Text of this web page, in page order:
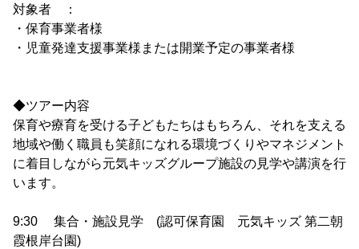
対象者 ：
・保育事業者様
・児童発達支援事業様または開業予定の事業者様
◆ツアー内容
保育や療育を受ける子どもたちはもちろん、それを支える
地域や働く職員も笑顔になれる環境づくりやマネジメント
に着目しながら元気キッズグループ施設の見学や講演を行
います。
9:30 集合・施設見学 (認可保育園 元気キッズ 第二朝
霞根岸台園)